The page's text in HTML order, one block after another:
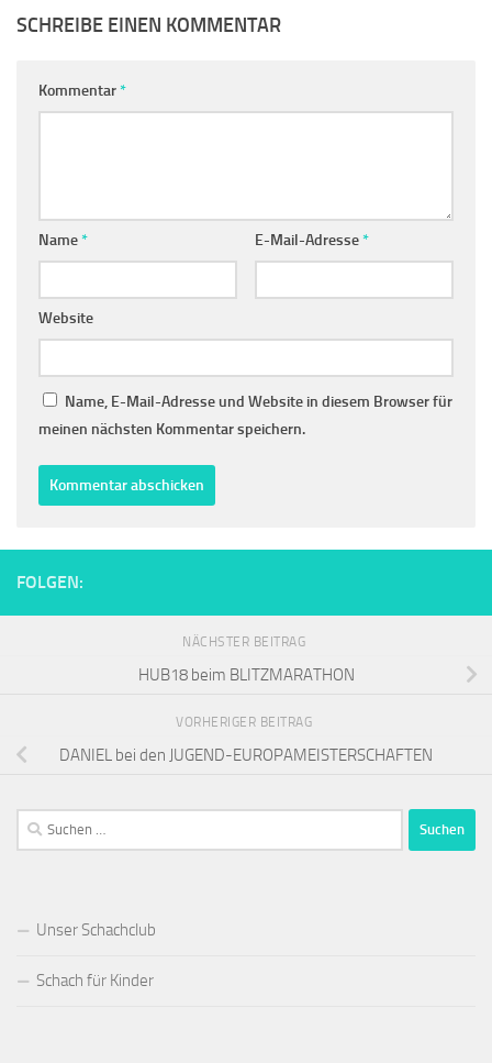
SCHREIBE EINEN KOMMENTAR
Kommentar*
Name* E-Mail-Adresse*
Website
Name, E-Mail-Adresse und Website in diesem Browser für
meinen nächsten Kommentar speichern.
FOLGEN:
NÄCHSTER BEITRAG
HUB18 beim BLITZMARATHON
VORHERIGER BEITRAG
DANIEL bei den JUGEND-EUROPAMEISTERSCHAFTEN
Suchen
nach:
Unser Schachclub
Schach für Kinder